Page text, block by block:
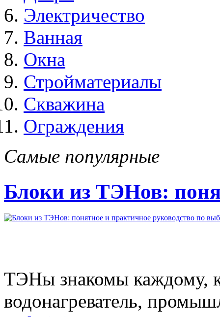
Электричество
Ванная
Окна
Стройматериалы
Скважина
Ограждения
Самые популярные
Блоки из ТЭНов:
ТЭНы знакомы каждому,
водонагреватель,